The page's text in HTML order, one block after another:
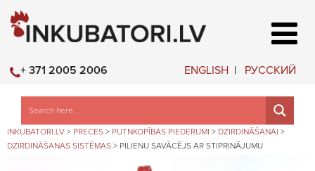
ENGLISH РУССКИЙ
+ 371 2005 2006
INKUBATORI.LV > PRECES > PUTNKOPĪBAS PIEDERUMI > DZIRDINĀŠANAI >
DZIRDINĀŠANAS SISTĒMAS > PILIENU SAVĀCĒJS AR STIPRINĀJUMU